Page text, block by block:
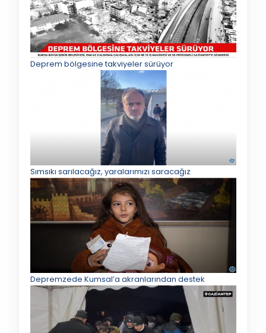
Deprem bölgesine takviyeler sürüyor
Sımsıkı sarılacağız, yaralarımızı saracağız
Depremzede Kumsal’a akranlarından destek